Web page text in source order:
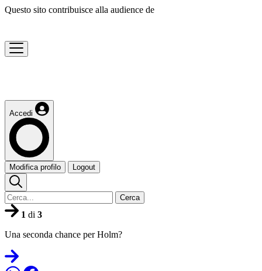
Questo sito contribuisce alla audience de
Accedi
Modifica profilo Logout
Cerca
1 di 3
Una seconda chance per Holm?